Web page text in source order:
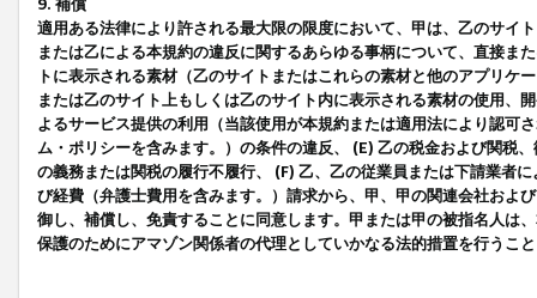
9. 補償
適用ある法律により許される最大限の限度において、甲は、乙のサイ
または乙による本規約の違反に関するあらゆる事柄について、直接ま
トに表示される素材（乙のサイトまたはこれらの素材と他のアプリ
または乙のサイト上もしくは乙のサイト内に表示される素材の使用、
よるサービス提供の利用（当該使用が本規約または適用法により認可
ム・ポリシーを含みます。）の条件の違反、 (E) 乙の税金および関税
の義務または関税の履行不履行、 (F) 乙、乙の従業員または下請業者
び経費（弁護士費用を含みます。）請求から、甲、甲の関連会社およ
御し、補償し、免責することに同意します。甲または甲の被指名人は
保護のためにアマゾン関係者の代理としていかなる法的措置を行うこ